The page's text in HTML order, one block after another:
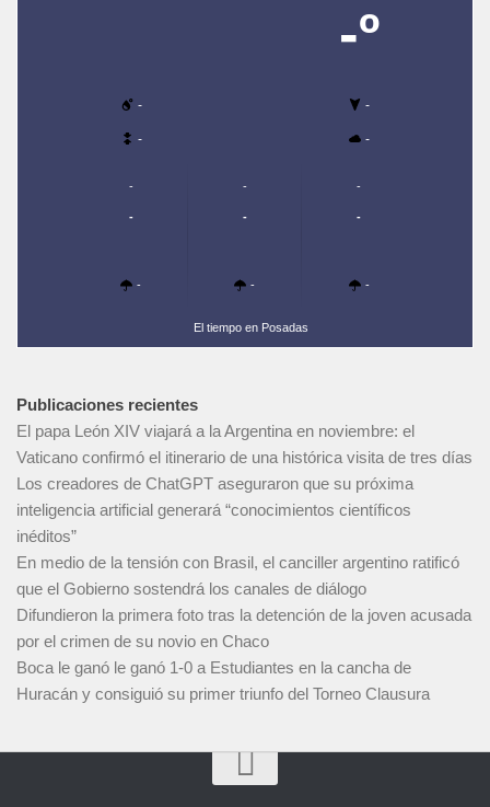
-º
- -
- -
-
-
-
-
-
-
-
-
-
El tiempo en Posadas
Publicaciones recientes
El papa León XIV viajará a la Argentina en noviembre: el
Vaticano confirmó el itinerario de una histórica visita de tres días
Los creadores de ChatGPT aseguraron que su próxima
inteligencia artificial generará “conocimientos científicos
inéditos”
En medio de la tensión con Brasil, el canciller argentino ratificó
que el Gobierno sostendrá los canales de diálogo
Difundieron la primera foto tras la detención de la joven acusada
por el crimen de su novio en Chaco
Boca le ganó le ganó 1-0 a Estudiantes en la cancha de
Huracán y consiguió su primer triunfo del Torneo Clausura